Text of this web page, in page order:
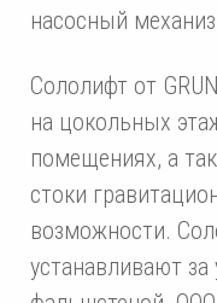
насосный
Сололифт от
на цокольных
помещениях, а
стоки
возможности.
устанавливают за